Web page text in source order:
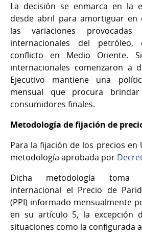
La decisión se enmarca en la
desde abril para amortiguar en
las variaciones
internacionales del
conflicto en Medio Oriente.
internacionales comenzaron a
Ejecutivo mantiene una
mensual que procura
consumidores finales.
Metodología de fijación de
Para la fijación de los precios en
metodología aprobada por
Dicha metodología toma
internacional el Precio de
(PPI) informado mensualmente
en su artículo 5, la excepción
situaciones como la configurada